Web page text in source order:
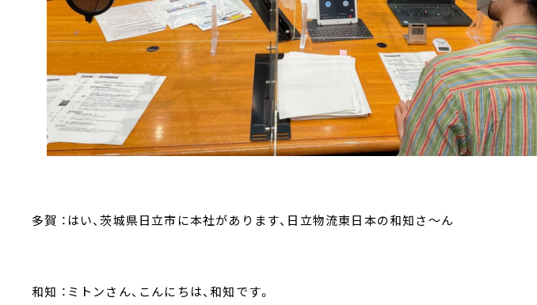
多賀 ：はい、茨城県日立市に本社があります、日立物流東日本の和知さ～ん
和知 ：ミトンさん、こんにちは、和知です。